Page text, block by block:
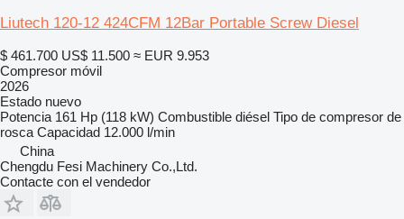
Liutech 120-12 424CFM 12Bar Portable Screw Diesel
$ 461.700 US$ 11.500 ≈ EUR 9.953
Compresor móvil
2026
Estado nuevo
Potencia 161 Hp (118 kW) Combustible diésel Tipo de compresor de
rosca Capacidad 12.000 l/min
China
Chengdu Fesi Machinery Co.,Ltd.
Contacte con el vendedor